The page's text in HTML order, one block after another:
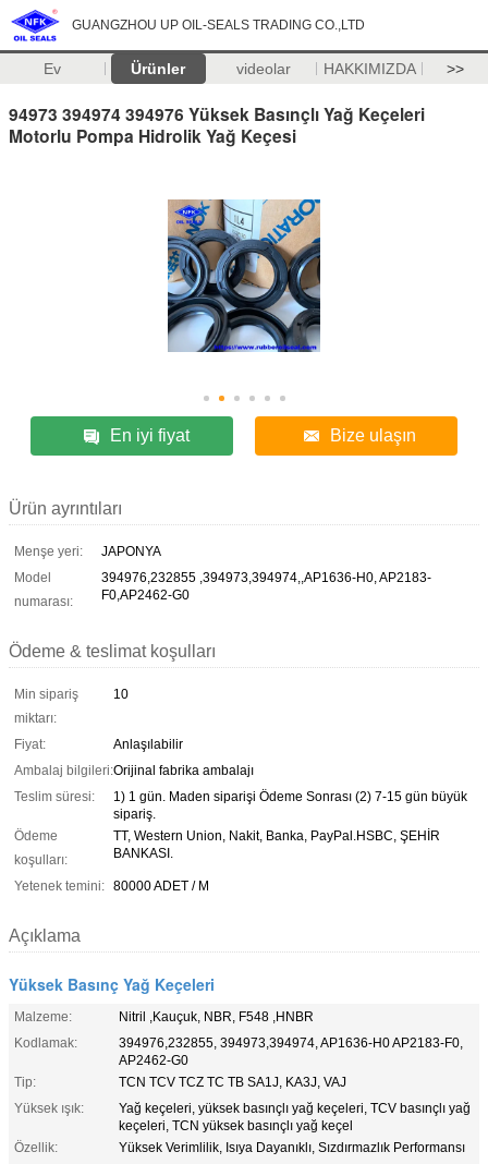
GUANGZHOU UP OIL-SEALS TRADING CO.,LTD
Ev Ürünler videolar HAKKIMIZDA >>
94973 394974 394976 Yüksek Basınçlı Yağ Keçeleri
Motorlu Pompa Hidrolik Yağ Keçesi
En iyi fiyat Bize ulaşın
Ürün ayrıntıları
Menşe yeri:
JAPONYA
Model
numarası:
394976,232855 ,394973,394974,,AP1636-H0, AP2183-
F0,AP2462-G0
Ödeme & teslimat koşulları
Min sipariş
miktarı:
10
Fiyat:
Anlaşılabilir
Ambalaj bilgileri:Orijinal fabrika ambalajı
Teslim süresi:
1) 1 gün. Maden siparişi Ödeme Sonrası (2) 7-15 gün büyük
sipariş.
Ödeme
koşulları:
TT, Western Union, Nakit, Banka, PayPal.HSBC, ŞEHİR
BANKASI.
Yetenek temini: 80000 ADET / M
Açıklama
Yüksek Basınç Yağ Keçeleri
Malzeme:
Nitril ,Kauçuk, NBR, F548 ,HNBR
Kodlamak:
394976,232855, 394973,394974, AP1636-H0 AP2183-F0,
AP2462-G0
Tip:
TCN TCV TCZ TC TB SA1J, KA3J, VAJ
Yüksek ışık:
Yağ keçeleri, yüksek basınçlı yağ keçeleri, TCV basınçlı yağ
keçeleri, TCN yüksek basınçlı yağ keçel
Özellik:
Yüksek Verimlilik, Isıya Dayanıklı, Sızdırmazlık Performansı